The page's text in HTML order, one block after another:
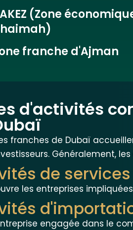
(Zone
franche d'Ajman
d'activités
franches de Dubaï
Généralement,
de services
les entreprises
engagée dans le